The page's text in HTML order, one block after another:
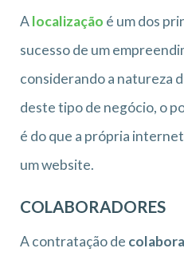
Alocalização é um dos
sucesso de um
considerando a natureza
deste tipo de negócio, o
é do que a própria
um website.
COLABORADORES
A contratação de